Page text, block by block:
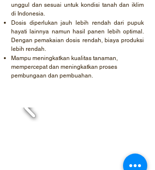
unggul dan sesuai untuk kondisi tanah dan iklim
di Indonesia.
Dosis diperlukan jauh lebih rendah dari pupuk
hayati lainnya namun hasil panen lebih optimal.
Dengan pemakaian dosis rendah, biaya produksi
lebih rendah.
Mampu meningkatkan kualitas tanaman,
mempercepat dan meningkatkan proses
pembungaan dan pembuahan.